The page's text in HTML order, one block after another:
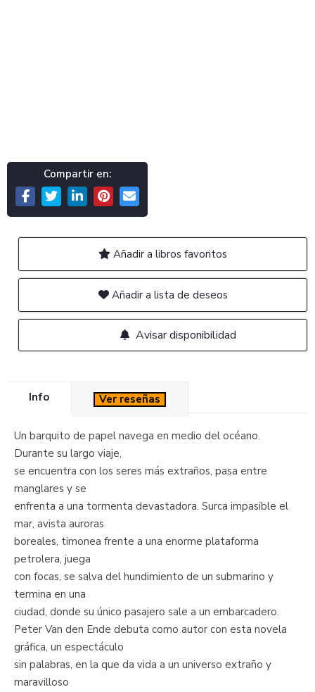
Compartir en:
Añadir a libros favoritos
Añadir a lista de deseos
Avisar disponibilidad
Info Ver reseñas
Un barquito de papel navega en medio del océano.
Durante su largo viaje,
se encuentra con los seres más extraños, pasa entre
manglares y se
enfrenta a una tormenta devastadora. Surca impasible el
mar, avista auroras
boreales, timonea frente a una enorme plataforma
petrolera, juega
con focas, se salva del hundimiento de un submarino y
termina en una
ciudad, donde su único pasajero sale a un embarcadero.
Peter Van den Ende debuta como autor con esta novela
gráfica, un espectáculo
sin palabras, en la que da vida a un universo extraño y
maravilloso